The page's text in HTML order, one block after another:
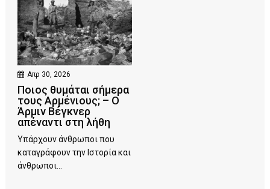
Απρ 30, 2026
Ποιος θυμάται σήμερα
τους Αρμένιους; – Ο
Άρμιν Βέγκνερ
απέναντι στη λήθη
Υπάρχουν άνθρωποι που
καταγράφουν την Ιστορία και
άνθρωποι...